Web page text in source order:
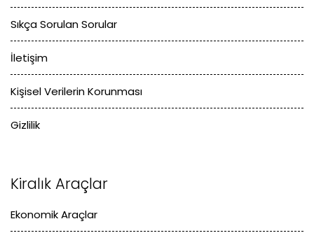
Sıkça Sorulan Sorular
İletişim
Kişisel Verilerin Korunması
Gizlilik
Kiralık Araçlar
Ekonomik Araçlar